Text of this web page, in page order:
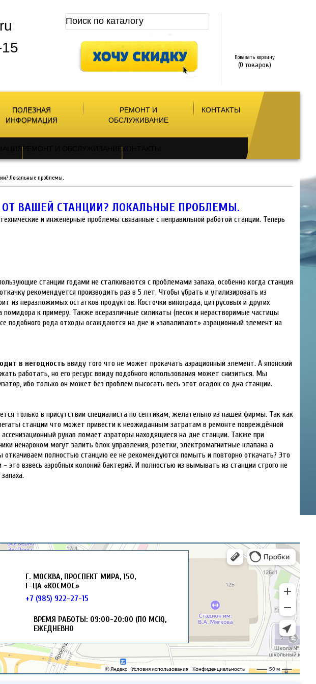
Показать корзину
(0 товаров)
ПОЛЕЗНАЯ
ИНФОРМАЦИЯ
РЕМОНТ И
ОБСЛУЖИВАНИЕ
КОНТАКТЫ
РЕМОНТ И ОБСЛУЖИВАНИЕКОНТАКТЫ
Локальные проблемы.
ВАШЕЙ СТАНЦИИ? ЛОКАЛЬНЫЕ ПРОБЛЕМЫ.
и инженерные проблемы связанные с неправильной работой станции. Теперь
станции годами не сталкиваются с проблемами запаха, особенно когда станция
рекомендуется производить раз в 5 лет. Чтобы убрать и утилизировать из
из неразложимых остатков продуктов. Косточки винограда, цитрусовых и других
к примеру. Также всеразличные силикаты (песок и нерастворимые частицы
подобного рода отходы осаждаются на дне и «заваливают» аэрационный элемент на
в негодность ввиду того что не может прокачать аэрационный элемент. А японский
работать, но его ресурс ввиду подобного использования может снизиться. Мы
ибо только он может без проблем высосать весь этот осадок со дна станции.
только в присутствии специалиста по септикам, желательно из нашей фирмы. Так как
станции что может привести к неожиданным затратам в ремонте повреждённой
рукав ломает аэраторы находящиеся на дне станции. Также при
ненароком могут залить блок управления, розетки, электромагнитные клапана а
полностью станцию ее не рекомендуются помыть и повторно откачать? Это
- это взвесь аэробных колоний бактерий. И полностью из вымывать из станции строго не
Г. МОСКВА, ПРОСПЕКТ МИРА, 150,
Г-ЦА «КОСМОС»
+7 (985) 922-27-15
ВРЕМЯ РАБОТЫ: 09:00-20:00 (ПО МСК),
ЕЖЕДНЕВНО